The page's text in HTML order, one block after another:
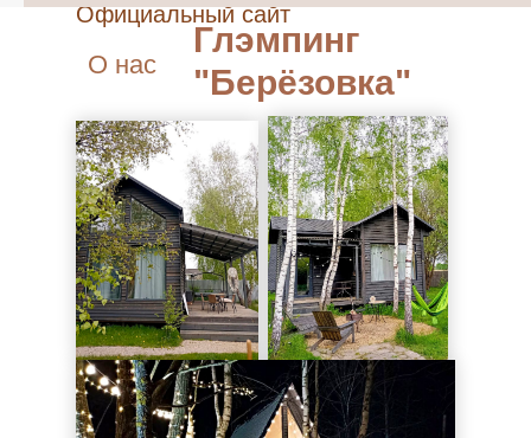
О нас
Глэмпинг
"Берёзовка"
Официальный сайт